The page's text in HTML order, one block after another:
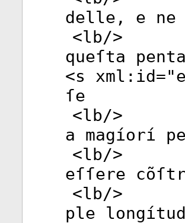
delle, e ne
<lb/>
queſta
<s xml:id="
ſe
<lb/>
a magíorí
<lb/>
eſſere
<lb/>
ple